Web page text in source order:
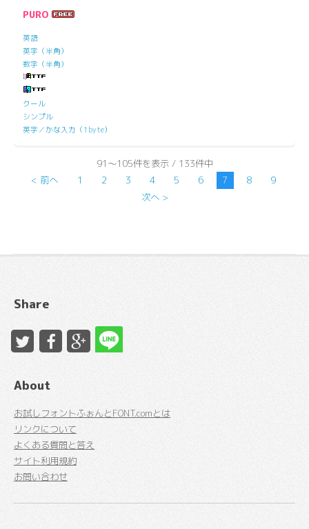
PURO
英語
英字（半角）
数字（半角）
クール
シンプル
英字／かな入力（1byte）
91～105件を表示 / 133件中
< 前へ
1 2 3 4 5 6 7 8
9
次へ >
Share
About
お試しフォントふぉんとFONT.comとは
リンクについて
よくある質問と答え
サイト利用規約
お問い合わせ